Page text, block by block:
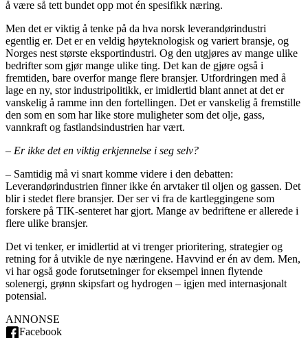
å være så tett bundet opp mot én spesifikk næring.
Men det er viktig å tenke på da hva norsk leverandørindustri
egentlig er. Det er en veldig høyteknologisk og variert bransje, og
Norges nest største eksportindustri. Og den utgjøres av mange ulike
bedrifter som gjør mange ulike ting. Det kan de gjøre også i
fremtiden, bare overfor mange flere bransjer. Utfordringen med å
lage en ny, stor industripolitikk, er imidlertid blant annet at det er
vanskelig å ramme inn den fortellingen. Det er vanskelig å fremstille
den som en som har like store muligheter som det olje, gass,
vannkraft og fastlandsindustrien har vært.
– Er ikke det en viktig erkjennelse i seg selv?
– Samtidig må vi snart komme videre i den debatten:
Leverandørindustrien finner ikke én arvtaker til oljen og gassen. Det
blir i stedet flere bransjer. Der ser vi fra de kartleggingene som
forskere på TIK-senteret har gjort. Mange av bedriftene er allerede i
flere ulike bransjer.
Det vi tenker, er imidlertid at vi trenger prioritering, strategier og
retning for å utvikle de nye næringene. Havvind er én av dem. Men,
vi har også gode forutsetninger for eksempel innen flytende
solenergi, grønn skipsfart og hydrogen – igjen med internasjonalt
potensial.
ANNONSE
Facebook